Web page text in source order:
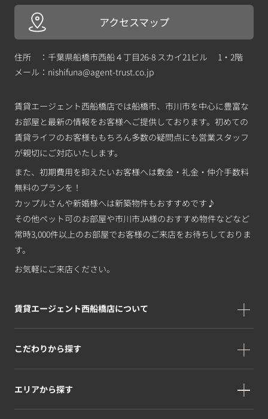
アクセスマップ
住所 ：千葉県船橋市西船４丁目26-8 スカイ21ビル 1・2階
メール： nishifuna@agent-trust.co.jp
賃貸エージェント西船橋店では船橋市、市川市を中心に豊富な
お部屋と最新の情報をお客様へご提供しております。初めての
賃貸ライフのお客様ももちろん多数の疑問点にも営業スタッフ
が親切にご対応いたします。
また、初期費用を抑えたいお客様へは敷金・礼金・仲介手数料
無料のプランを！
カップルさんや新婚様へは新築物件もおすすめです♪
その他ペット可のお部屋や市川市JA様のおすすめ物件などなど
常時3,000件以上のお部屋でお客様のご来店をお待ちしておりま
す。
お気軽にご来店ください。
賃貸エージェント西船橋店について
こだわりから探す
エリアから探す